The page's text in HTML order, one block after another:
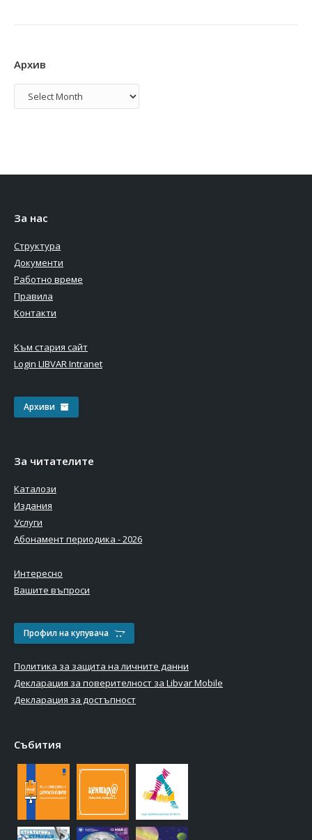
Архив
Архив
За нас
Структура
Документи
Работно време
Правила
Контакти
Към стария сайт
Login LIBVAR Intranet
Архиви
За читателите
Каталози
Издания
Услуги
Абонамент периодика - 2026
Интересно
Вашите въпроси
Профил на купувача
Политика за защита на личните данни
Декларация за поверителност за Libvar Mobile
Декларация за достъпност
Събития